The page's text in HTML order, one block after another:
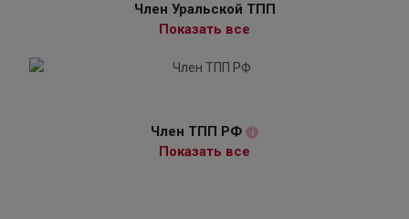
Член Уральской ТПП
Показать все
Член ТПП РФ i
Показать все